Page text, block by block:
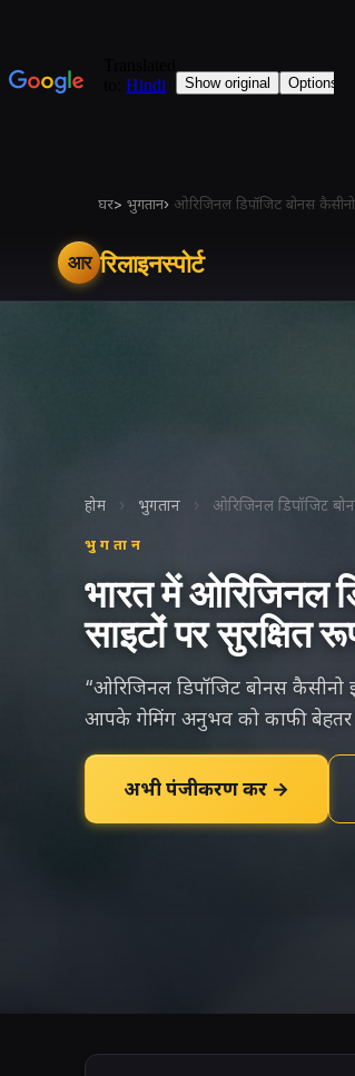
घर> भुगतान› ओरिजिनल डिपॉजिट बोनस
आर रिलाइनस्पोर्ट
होम › भुगतान › ओरिजिनल डिपॉजिट
भुगतान
भारत में ओरिजिनल
साइटों पर
“ओरिजिनल डिपॉजिट बोनस
आपके गेमिंग अनुभव को काफी बेहतर
अभी पंजीकरण करें →